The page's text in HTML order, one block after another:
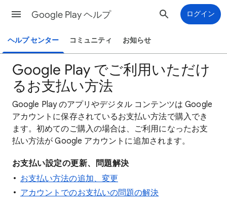
Google Play ヘルプ ログイン
ヘルプ センター コミュニティ お知らせ
Google Play でご利用いただけ
るお支払い方法
Google Play のアプリやデジタル コンテンツは Google
アカウントに保存されているお支払い方法で購入でき
ます。初めてのご購入の場合は、ご利用になったお支
払い方法が Google アカウントに追加されます。
お支払い設定の更新、問題解決
お支払い方法の追加、変更
アカウントでのお支払いの問題の解決